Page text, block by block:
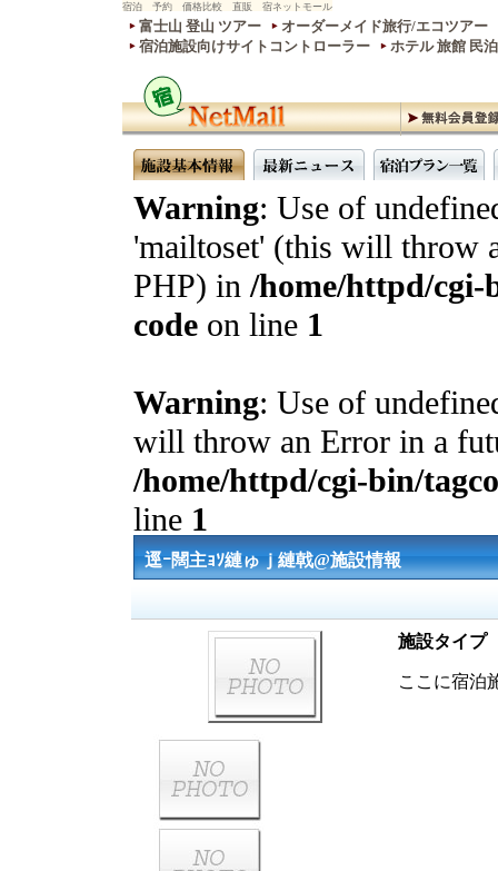
宿泊 予約 価格比較 直販 宿ネットモール
富士山 登山 ツアー
オーダーメイド旅行/エコツアー
宿泊施設向けサイトコントローラー
ホテル 旅館 民
Warning: Use of
'mailtoset' (this will throw
PHP) in/home/httpd/cgi-
code on line 1
Warning: Use of
will throw an Error in a
/home/httpd/cgi-bin/
line 1
逕ｰ闊主ｮｿ縺ゅｊ縺戟@施設情報
施設タイプ
ここに宿泊